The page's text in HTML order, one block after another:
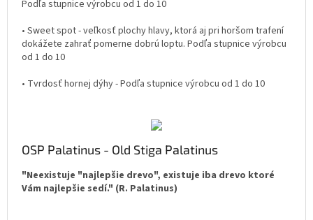
Podľa stupnice výrobcu od 1 do 10
• Sweet spot - veľkosť plochy hlavy, ktorá aj pri horšom trafení
dokážete zahrať pomerne dobrú loptu. Podľa stupnice výrobcu
od 1 do 10
• Tvrdosť hornej dýhy - Podľa stupnice výrobcu od 1 do 10
OSP Palatinus - Old Stiga Palatinus
"Neexistuje "najlepšie drevo", existuje iba drevo ktoré
Vám najlepšie sedí." (R. Palatinus)